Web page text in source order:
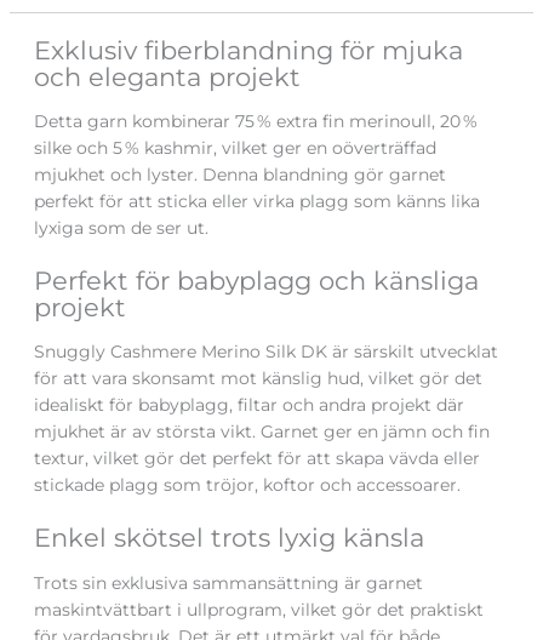
Exklusiv fiberblandning för mjuka
och eleganta projekt
Detta garn kombinerar 75 % extra fin merinoull, 20 %
silke och 5 % kashmir, vilket ger en oöverträffad
mjukhet och lyster. Denna blandning gör garnet
perfekt för att sticka eller virka plagg som känns lika
lyxiga som de ser ut.
Perfekt för babyplagg och känsliga
projekt
Snuggly Cashmere Merino Silk DK är särskilt utvecklat
för att vara skonsamt mot känslig hud, vilket gör det
idealiskt för babyplagg, filtar och andra projekt där
mjukhet är av största vikt. Garnet ger en jämn och fin
textur, vilket gör det perfekt för att skapa vävda eller
stickade plagg som tröjor, koftor och accessoarer.
Enkel skötsel trots lyxig känsla
Trots sin exklusiva sammansättning är garnet
maskintvättbart i ullprogram, vilket gör det praktiskt
för vardagsbruk. Det är ett utmärkt val för både